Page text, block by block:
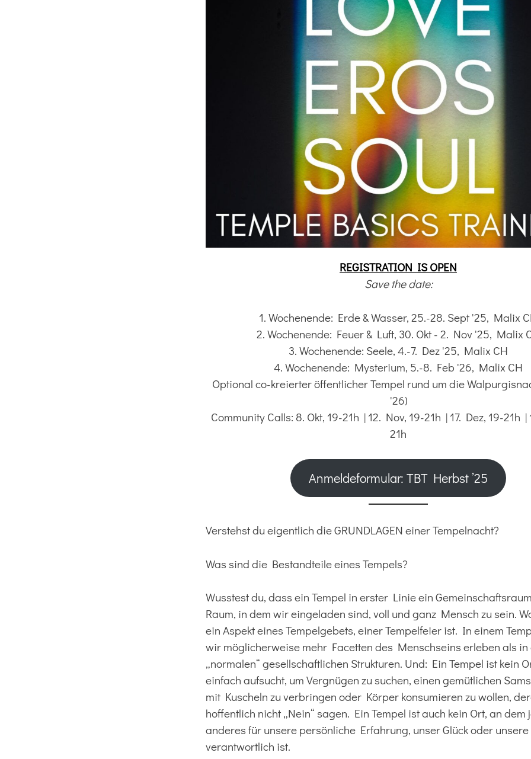
REGISTRATION IS OPEN
Save the date:
1. Wochenende: Erde & Wasser, 25.-28. Sept '25, Malix
2. Wochenende: Feuer & Luft, 30. Okt - 2. Nov '25, Malix
3. Wochenende: Seele, 4.-7. Dez '25, Malix CH
4. Wochenende: Mysterium, 5.-8. Feb '26, Malix CH
Optional co-kreierter öffentlicher Tempel rund um die
'26)
Community Calls: 8. Okt, 19-21h | 12. Nov, 19-21h | 17. Dez, 19-21h |
21h
Anmeldeformular: TBT Herbst ’25
Verstehst du eigentlich die GRUNDLAGEN einer Tempelnacht?
Was sind die Bestandteile eines Tempels?
Wusstest du, dass ein Tempel in erster Linie ein
Raum, in dem wir eingeladen sind, voll und ganz Mensch zu sein.
ein Aspekt eines Tempelgebets, einer Tempelfeier ist. In einem
wir möglicherweise mehr Facetten des Menschseins erleben als in
„normalen“ gesellschaftlichen Strukturen. Und: Ein Tempel ist kein
einfach aufsucht, um Vergnügen zu suchen, einen gemütlichen
mit Kuscheln zu verbringen oder Körper konsumieren zu wollen,
hoffentlich nicht „Nein“ sagen. Ein Tempel ist auch kein Ort, an dem
anderes für unsere persönliche Erfahrung, unser Glück oder
verantwortlich ist.